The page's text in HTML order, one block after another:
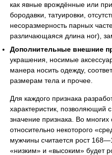
как явные врождённые или
бородавки, татуировки,
несоразмерность парных
различающаяся длина ног),
Дополнительные внешние
украшения, носимые
манера носить одежду,
размерам тела и прочее.
Для каждого признака
характеристик, позволяющий
значение признака. Во многих
относительно некоторого
мужчины считается рост
«низким» и «высоким» будет